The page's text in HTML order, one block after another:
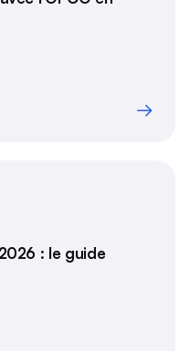
→
: le guide